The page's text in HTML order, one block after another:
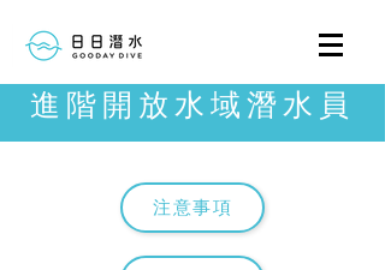
進階開放水域潛水員
注意事項